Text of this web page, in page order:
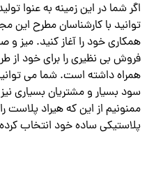
اگر شما در این زمینه به عنوا
توانید با کارشناسان مطرح این
همکاری خود را آغاز کنید. میز و
فروش بی نظیری را برای خود از
همراه داشته است. شما می
سود بسیار و مشتریان بسیاری
ممنونیم از این که هیراد
پلاستیکی ساده خود انتخاب